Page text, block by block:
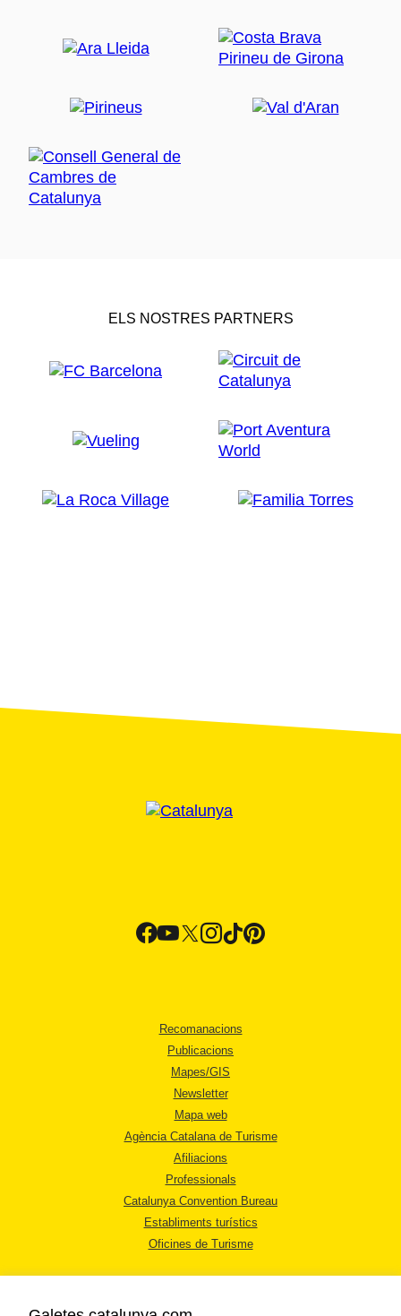
ELS NOSTRES PARTNERS
Recomanacions
Publicacions
Mapes/GIS
Newsletter
Mapa web
Agència Catalana de Turisme
Afiliacions
Professionals
Catalunya Convention Bureau
Establiments turístics
Oficines de Turisme